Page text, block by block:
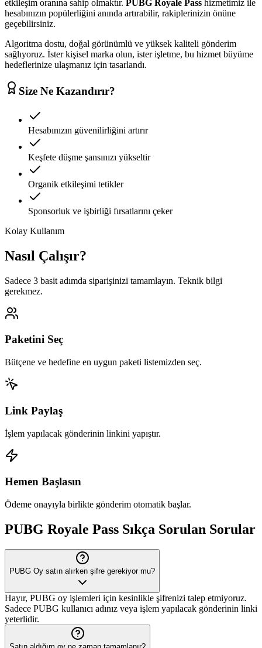
etkileşim oranına sahip olmaktır. PUBG Royale Pass hizmetimiz ile
hesabınızın popülerliğini anında artırabilir, rakiplerinizin önüne
geçebilirsiniz.
Algoritma dostu, doğal görünümlü ve yüksek kaliteli gönderim
sağlıyoruz. İster kişisel marka olun, ister işletme, bu hizmet büyüme
hedeflerinize ulaşmanız için tasarlandı.
Size Ne Kazandırır?
Hesabınızın güvenilirliğini artırır
Keşfete düşme şansınızı yükseltir
Organik etkileşimi tetikler
Sponsorluk ve işbirliği fırsatlarını çeker
Kolay Kullanım
Nasıl Çalışır?
Sadece 3 basit adımda siparişinizi tamamlayın. Teknik bilgi
gerekmez.
Paketini Seç
Bütçene ve hedefine en uygun paketi listemizden seç.
Link Paylaş
İşlem yapılacak gönderinin linkini yapıştır.
Hemen Başlasın
Ödeme onayıyla birlikte gönderim otomatik başlar.
PUBG Royale Pass Sıkça Sorulan Sorular
PUBG Oy satın alırken şifre gerekiyor mu?
Hayır, PUBG oy işlemleri için kesinlikle şifrenizi talep etmiyoruz.
Sadece PUBG kullanıcı adınız veya işlem yapılacak gönderinin linki
yeterlidir.